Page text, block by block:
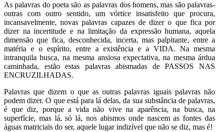
As palavras do poeta são as palavras dos homens, mas são palavras-
outras com outro sentido, um vórtice insatisfeito que procura,
incansavelmente, novas palavras capazes de dizer o que fica por
dizer na incertitude e na limitação da expressão humana, aquela
dimensão que fica, desconhecida, incerta, mas palpitante, entre a
matéria e o espírito, entre a existência e a VIDA. Na mesma
intranquila busca, na mesma ansiosa expectativa, na mesma árdua
caminhada, estão estas palavras abismadas de PASSOS NAS
ENCRUZILHADAS.
Palavras que dizem o que as outras palavras iguais palavras não
podem dizer. O que está para lá delas, da sua substância de palavras,
é que diz, porque a vida não vive na aparência, na busca, na
superfície, mas lá, só lá, nos abismos onde nascem as fontes das
águas matriciais do ser, aquele lugar indizível que não se diz, mas é!